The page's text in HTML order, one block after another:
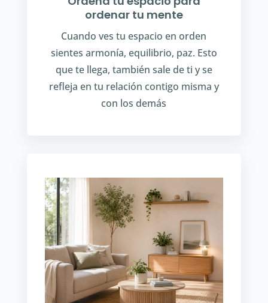
ordenar tu mente
Cuando ves tu espacio en orden
sientes armonía, equilibrio, paz. Esto
que te llega, también sale de ti y se
refleja en tu relación contigo misma y
con los demás